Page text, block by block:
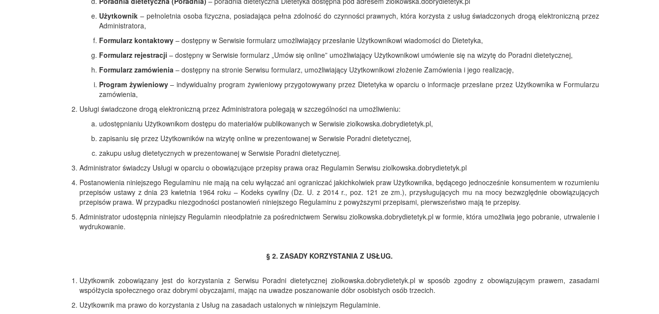
Użytkownik – pełnoletnia osoba fizyczna, posiadająca pełna zdolność do czynności prawnych, która korzysta z usług świadczonych drogą elektroniczną przez
Administratora,
Formularz kontaktowy – dostępny w Serwisie formularz umożliwiający przesłanie Użytkownikowi wiadomości do Dietetyka,
Formularz rejestracji – dostępny w Serwisie formularz „Umów się online” umożliwiający Użytkownikowi umówienie się na wizytę do Poradni dietetycznej,
Formularz zamówienia – dostępny na stronie Serwisu formularz, umożliwiający Użytkownikowi złożenie Zamówienia i jego realizację,
Program żywieniowy– indywidualny program żywieniowy przygotowywany przez Dietetyka w oparciu o informacje przesłane przez Użytkownika w Formularzu
zamówienia,
Usługi świadczone drogą elektroniczną przez Administratora polegają w szczególności na umożliwieniu:
udostępnianiu Użytkownikom dostępu do materiałów publikowanych w Serwisie ziolkowska.dobrydietetyk.pl,
zapisaniu się przez Użytkowników na wizytę online w prezentowanej w Serwisie Poradni dietetycznej,
zakupu usług dietetycznych w prezentowanej w Serwisie Poradni dietetycznej.
Administrator świadczy Usługi w oparciu o obowiązujące przepisy prawa oraz Regulamin Serwisu ziolkowska.dobrydietetyk.pl
Postanowienia niniejszego Regulaminu nie mają na celu wyłączać ani ograniczać jakichkolwiek praw Użytkownika, będącego jednocześnie konsumentem w rozumieniu
przepisów ustawy z dnia 23 kwietnia 1964 roku – Kodeks cywilny (Dz. U. z 2014 r., poz. 121 ze zm.), przysługujących mu na mocy bezwzględnie obowiązujących
przepisów prawa. W przypadku niezgodności postanowień niniejszego Regulaminu z powyższymi przepisami, pierwszeństwo mają te przepisy.
Administrator udostępnia niniejszy Regulamin nieodpłatnie za pośrednictwem Serwisu ziolkowska.dobrydietetyk.pl w formie, która umożliwia jego pobranie, utrwalenie i
wydrukowanie.
§ 2. ZASADY KORZYSTANIA Z USŁUG.
Użytkownik zobowiązany jest do korzystania z Serwisu Poradni dietetycznej ziolkowska.dobrydietetyk.pl w sposób zgodny z obowiązującym prawem, zasadami
współżycia społecznego oraz dobrymi obyczajami, mając na uwadze poszanowanie dóbr osobistych osób trzecich.
Użytkownik ma prawo do korzystania z Usług na zasadach ustalonych w niniejszym Regulaminie.